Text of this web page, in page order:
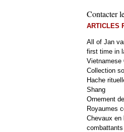
Contacter
ARTICLES
All of Jan
first time in
Vietnamese
Collection
Hache
Shang
Ornement
Royaumes
Chevaux en